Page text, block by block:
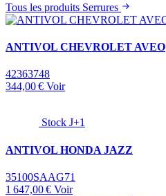
Tous les produits Serrures
ANTIVOL CHEVROLET AVEO
42363748
344,00 € Voir
Stock J+1
ANTIVOL HONDA JAZZ
35100SAAG71
1 647,00 € Voir